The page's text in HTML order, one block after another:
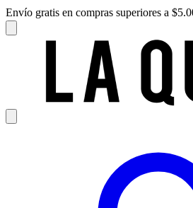
Envío gratis en compras superiores a